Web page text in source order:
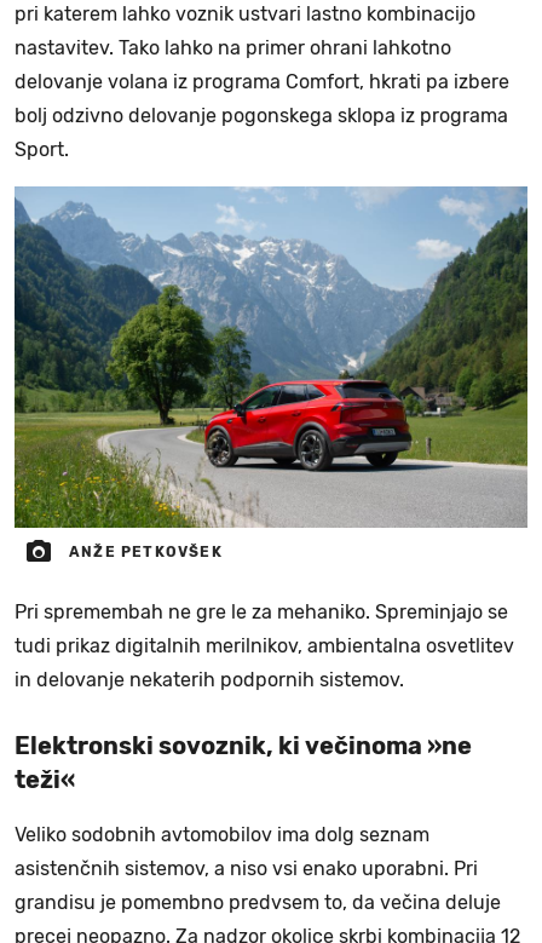
pri katerem lahko voznik ustvari lastno kombinacijo
nastavitev. Tako lahko na primer ohrani lahkotno
delovanje volana iz programa Comfort, hkrati pa izbere
bolj odzivno delovanje pogonskega sklopa iz programa
Sport.
ANŽE PETKOVŠEK
Pri spremembah ne gre le za mehaniko. Spreminjajo se
tudi prikaz digitalnih merilnikov, ambientalna osvetlitev
in delovanje nekaterih podpornih sistemov.
Elektronski sovoznik, ki večinoma »ne
teži«
Veliko sodobnih avtomobilov ima dolg seznam
asistenčnih sistemov, a niso vsi enako uporabni. Pri
grandisu je pomembno predvsem to, da večina deluje
precej neopazno. Za nadzor okolice skrbi kombinacija 12